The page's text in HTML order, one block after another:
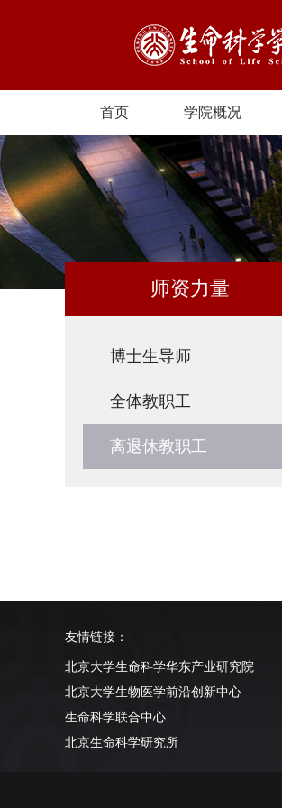
首页 学院概况
师资力量
博士生导师
全体教职工
离退休教职工
友情链接：
北京大学生命科学华东产业研究院
北京大学生物医学前沿创新中心
生命科学联合中心
北京生命科学研究所